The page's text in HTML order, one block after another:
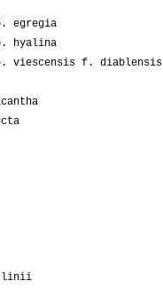
egregia
hyalina
viescensis f. diablensis